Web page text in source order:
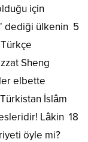
için
dediği ülkenin 5
Sheng
elbette
İslâm
Lâkin 18
öyle mi?